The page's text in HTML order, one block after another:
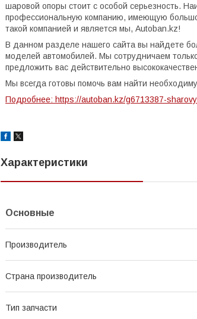
шаровой опоры стоит с особой серьезность.
профессиональную компанию, имеющую
такой компанией и является мы, Autoban.kz!
В данном разделе нашего сайта вы найдете
моделей автомобилей. Мы сотрудничаем
предложить вас действительно
Мы всегда готовы помочь вам найти
Подробнее: https://autoban.kz/g6713387-
Характеристики
Основные
Производитель
Страна производитель
Тип запчасти